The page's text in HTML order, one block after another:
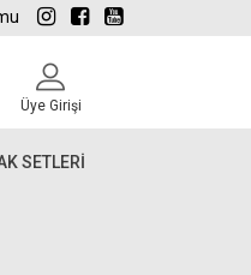
Üye Girişi
SETLERI